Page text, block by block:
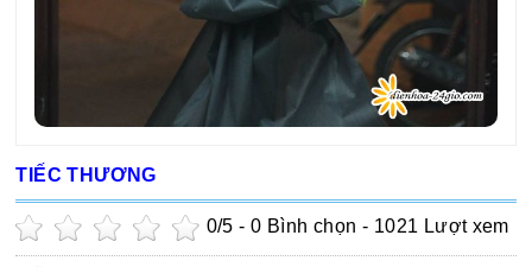
TIẾC THƯƠNG
0/5 -0 Bình chọn - 1021 Lượt xem